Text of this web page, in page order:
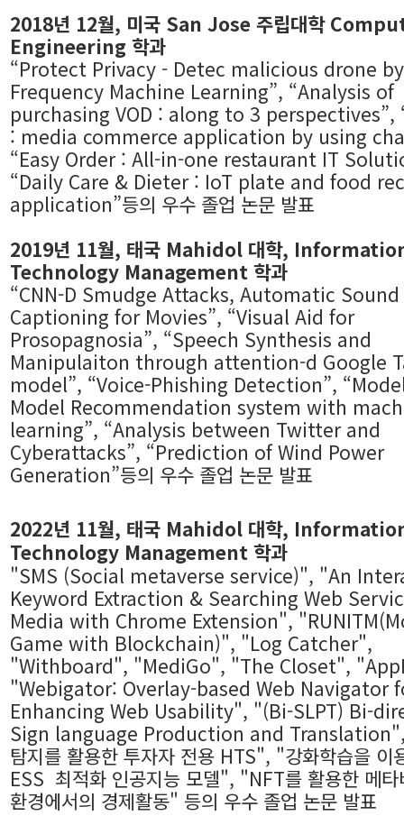
2018년 12월, 미국 San Jose 주립대학
Engineering 학과
“Protect Privacy - Detec malicious drone
Frequency Machine Learning”, “Analysis of
purchasing VOD : along to 3 perspectives”,
: media commerce application by using
“Easy Order : All-in-one restaurant IT
“Daily Care & Dieter : IoT plate and food
application”등의 우수 졸업 논문 발표
2019년 11월, 태국 Mahidol 대학,
Technology Management 학과
“CNN-D Smudge Attacks, Automatic
Captioning for Movies”, “Visual Aid for
Prosopagnosia”, “Speech Synthesis and
Manipulaiton through attention-d Google
model”, “Voice-Phishing Detection”,
Model Recommendation system with
learning”, “Analysis between Twitter and
Cyberattacks”, “Prediction of Wind Power
Generation”등의 우수 졸업 논문 발표
2022년 11월, 태국 Mahidol 대학,
Technology Management 학과
"SMS (Social metaverse service)", "An
Keyword Extraction & Searching Web
Media with Chrome Extension",
Game with Blockchain)", "Log Catcher",
"Withboard", "MediGo", "The Closet",
"Webigator: Overlay-based Web Navigator
Enhancing Web Usability", "(Bi-SLPT) Bi-
Sign language Production and
탐지를 활용한 투자자 전용 HTS", "강화학습을 이
ESS 최적화 인공지능 모델", "NFT를 활용한 메타
환경에서의 경제활동" 등의 우수 졸업 논문 발표